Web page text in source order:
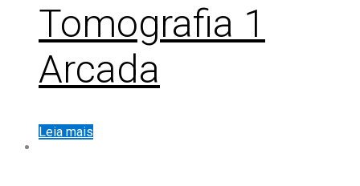
Tomografia 1
Arcada
Leia mais